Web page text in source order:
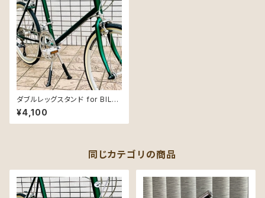
ダブルレッグスタンド for BILLI
ON
¥4,100
同じカテゴリの商品